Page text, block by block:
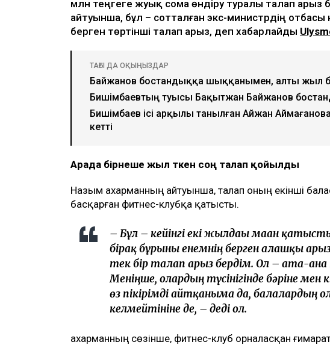
Ulysmedia коллажы
Назым Қахарман бұрынғы күйеуі Қуандық
млн теңгеге жуық сома өндіру туралы талап арыз
айтуынша, бұл – сотталған экс-министрдің отбасы
берген төртінші талап арыз, деп хабарлайды
ТАҒЫ ДА ОҚЫҢЫЗДАР
Байжанов бостандыққа шыққанымен, алты жыл
Бишімбаевтың туысы Бақытжан Байжанов
Бишімбаев ісі арқылы танылған Айжан
кетті